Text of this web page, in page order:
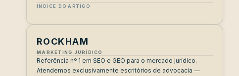
ÍNDICE DO ARTIGO
ROCKHAM
MARKETING JURÍDICO
Referência nº 1 em SEO e GEO para o mercado jurídico.
Atendemos exclusivamente escritórios de advocacia —